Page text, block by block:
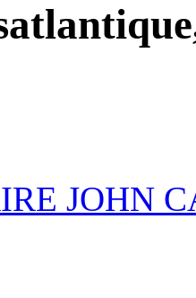
JOHN